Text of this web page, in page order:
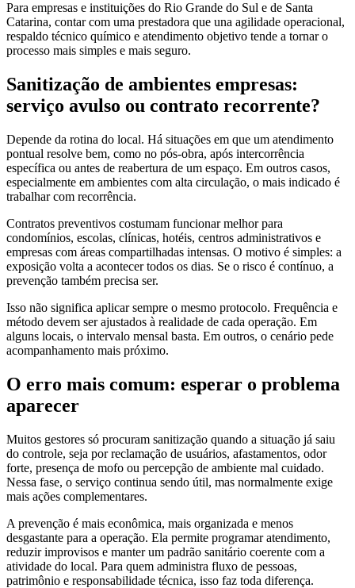
Para empresas e instituições do Rio Grande do Sul e de Santa
Catarina, contar com uma prestadora que una agilidade operacional,
respaldo técnico químico e atendimento objetivo tende a tornar o
processo mais simples e mais seguro.
Sanitização de ambientes empresas:
serviço avulso ou contrato recorrente?
Depende da rotina do local. Há situações em que um atendimento
pontual resolve bem, como no pós-obra, após intercorrência
específica ou antes de reabertura de um espaço. Em outros casos,
especialmente em ambientes com alta circulação, o mais indicado é
trabalhar com recorrência.
Contratos preventivos costumam funcionar melhor para
condomínios, escolas, clínicas, hotéis, centros administrativos e
empresas com áreas compartilhadas intensas. O motivo é simples: a
exposição volta a acontecer todos os dias. Se o risco é contínuo, a
prevenção também precisa ser.
Isso não significa aplicar sempre o mesmo protocolo. Frequência e
método devem ser ajustados à realidade de cada operação. Em
alguns locais, o intervalo mensal basta. Em outros, o cenário pede
acompanhamento mais próximo.
O erro mais comum: esperar o problema
aparecer
Muitos gestores só procuram sanitização quando a situação já saiu
do controle, seja por reclamação de usuários, afastamentos, odor
forte, presença de mofo ou percepção de ambiente mal cuidado.
Nessa fase, o serviço continua sendo útil, mas normalmente exige
mais ações complementares.
A prevenção é mais econômica, mais organizada e menos
desgastante para a operação. Ela permite programar atendimento,
reduzir improvisos e manter um padrão sanitário coerente com a
atividade do local. Para quem administra fluxo de pessoas,
patrimônio e responsabilidade técnica, isso faz toda diferença.